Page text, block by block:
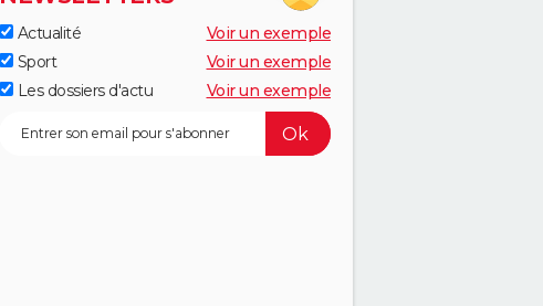
Actualité
Voir un exemple
Sport
Voir un exemple
Les dossiers d'actu
Voir un exemple